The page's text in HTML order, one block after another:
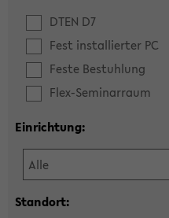
DTEN D7
Fest installierter PC
Feste Bestuhlung
Flex-Seminarraum
Einrichtung:
Standort: